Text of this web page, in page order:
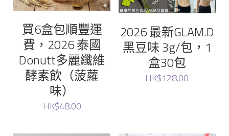
買6盒包順豐運
費，2026 泰國
Donutt多麗纖維
酵素飲（菠蘿
味）
HK$48.00
2026 最新GLAM.D
黑豆味 3g/包，1
盒30包
HK$128.00